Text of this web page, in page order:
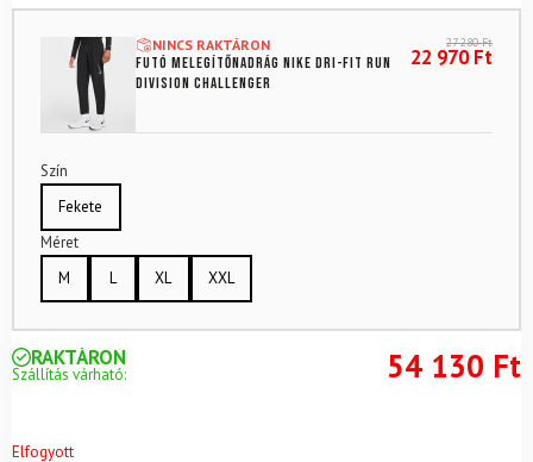
NINCS RAKTÁRON
Futó melegítőnadrág NIKE Dri-FIT Run
Division Challenger
27 280Ft
22 970Ft
Szín
Fekete
Méret
M
L XL XXL
RAKTÁRON
Szállítás várható: 54 130 Ft
Elfogyott